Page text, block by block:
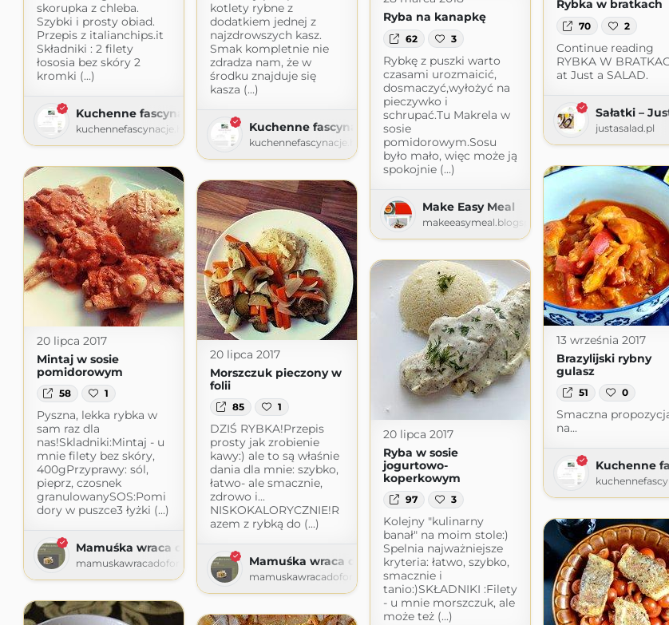
skorupka z chleba.
Szybki i prosty obiad.
Przepis z italianchips.it
Składniki : 2 filety
łososia bez skóry 2
kromki (...)
Kuchenne fascynacje
kuchennefascynacje.home.blog
kotlety rybne z
dodatkiem jednej z
najzdrowszych kasz.
Smak kompletnie nie
zdradza nam, że w
środku znajduje się
kasza (...)
Kuchenne fascynacje
kuchennefascynacje.home.blog
Rybka w bratkach
70 2
Continue reading
RYBKA W
at Just a SALAD.
Sałatki –
justasalad.pl
Ryba na kanapkę
62 3
Rybkę z puszki warto
czasami urozmaicić,
dosmaczyć,wyłożyć na
pieczywko i
schrupać.Tu Makrela w
sosie
pomidorowym.Sosu
było mało, więc może ją
spokojnie (...)
Make Easy Meal
makeeasymeal.blogspot.com
13 września 2017
Brazylijski rybny
gulasz
51 0
Smaczna
na...
Kuchenne
20 lipca 2017
Mintaj w sosie
pomidorowym
58 1
Pyszna, lekka rybka w
sam raz dla
nas!Skladniki:Mintaj - u
mnie filety bez skóry,
400gPrzyprawy: sól,
pieprz, czosnek
granulowanySOS:Pomi
dory w puszce3 łyżki (...)
Mamuśka wraca do formy
mamuskawracadoformy.blogspot.com
20 lipca 2017
Morszczuk pieczony w
folii
85 1
DZIŚ RYBKA!Przepis
prosty jak zrobienie
kawy:) ale to są właśnie
dania dla mnie: szybko,
łatwo- ale smacznie,
zdrowo i...
NISKOKALORYCZNIE!R
azem z rybką do (...)
Mamuśka wraca do formy
mamuskawracadoformy.blogspot.com
20 lipca 2017
Ryba w sosie
jogurtowo-
koperkowym
97 3
Kolejny "kulinarny
banał" na moim stole:)
Spelnia najważniejsze
kryteria: łatwo, szybko,
smacznie i
tanio:)SKŁADNIKI :Filety
- u mnie morszczuk, ale
może też (...)